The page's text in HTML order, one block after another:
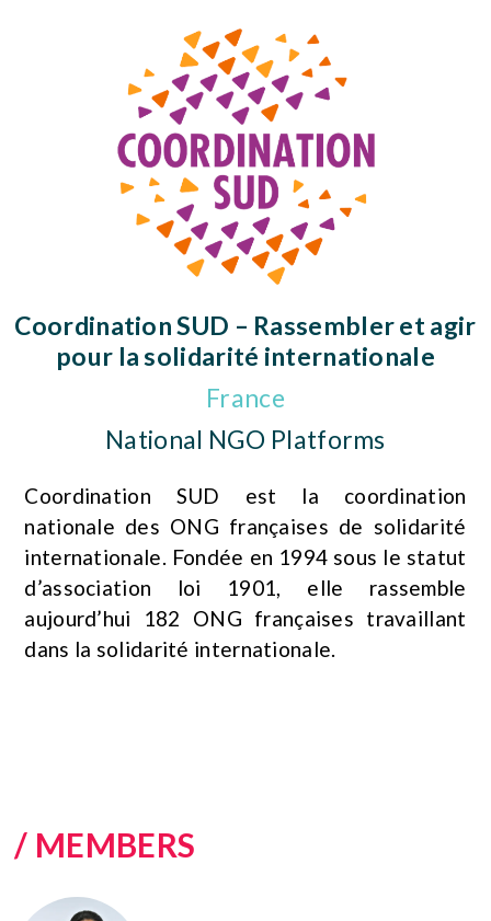
Coordination SUD – Rassembler et agir
pour la solidarité internationale
France
National NGO Platforms
Coordination SUD est la coordination
nationale des ONG françaises de solidarité
internationale. Fondée en 1994 sous le statut
d’association loi 1901, elle rassemble
aujourd’hui 182 ONG françaises travaillant
dans la solidarité internationale.
/ MEMBERS